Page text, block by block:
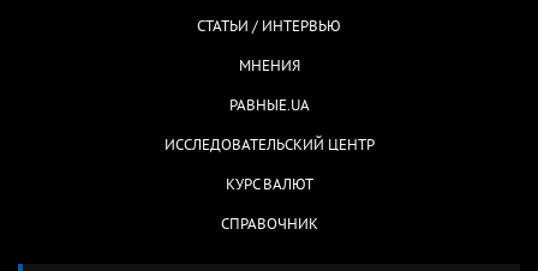
СТАТЬИ / ИНТЕРВЬЮ
МНЕНИЯ
РАВНЫЕ.UA
ИССЛЕДОВАТЕЛЬСКИЙ ЦЕНТР
КУРС ВАЛЮТ
СПРАВОЧНИК